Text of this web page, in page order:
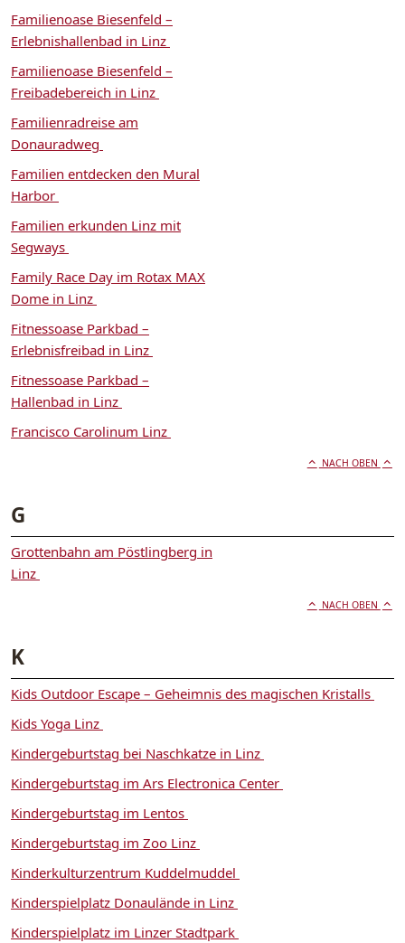
Familienoase Biesenfeld –
Erlebnishallenbad in Linz
Familienoase Biesenfeld –
Freibadebereich in Linz
Familienradreise am
Donauradweg
Familien entdecken den Mural
Harbor
Familien erkunden Linz mit
Segways
Family Race Day im Rotax MAX
Dome in Linz
Fitnessoase Parkbad –
Erlebnisfreibad in Linz
Fitnessoase Parkbad –
Hallenbad in Linz
Francisco Carolinum Linz
NACH OBEN
G
Grottenbahn am Pöstlingberg in
Linz
NACH OBEN
K
Kids Outdoor Escape – Geheimnis des magischen Kristalls
Kids Yoga Linz
Kindergeburtstag bei Naschkatze in Linz
Kindergeburtstag im Ars Electronica Center
Kindergeburtstag im Lentos
Kindergeburtstag im Zoo Linz
Kinderkulturzentrum Kuddelmuddel
Kinderspielplatz Donaulände in Linz
Kinderspielplatz im Linzer Stadtpark